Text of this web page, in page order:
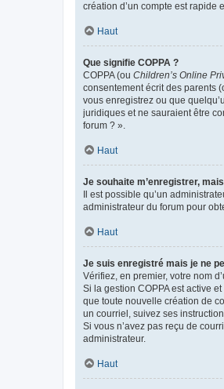
création d’un compte est rapide
Haut
Que signifie COPPA ?
COPPA (ou Children’s Online
consentement écrit des parents
vous enregistrez ou que
juridiques et ne sauraient être
forum ? ».
Haut
Je souhaite m’enregistrer,
Il est possible qu’un
administrateur du forum pour
Haut
Je suis enregistré mais je ne
Vérifiez, en premier, votre nom
Si la gestion COPPA est active
que toute nouvelle création de
un courriel, suivez ses
Si vous n’avez pas reçu de
administrateur.
Haut